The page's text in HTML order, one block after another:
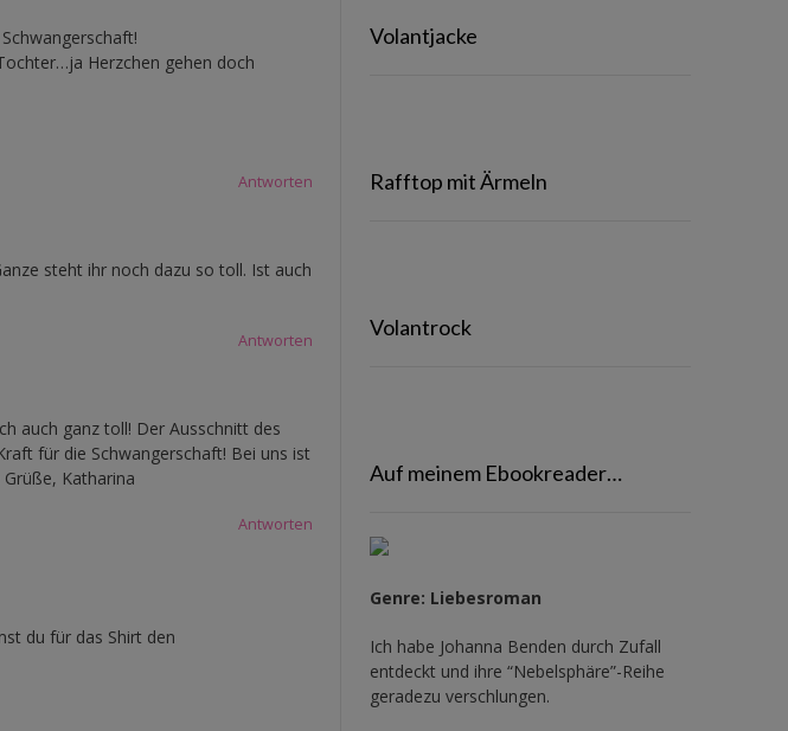
Herzchen gehen doch
Antworten
steht ihr noch dazu so toll. Ist auch
Antworten
auch ganz toll! Der Ausschnitt des
für die Schwangerschaft! Bei uns ist
Katharina
Antworten
du für das Shirt den
Volantjacke
Rafftop mit Ärmeln
Volantrock
Auf meinem Ebookreader…
Genre: Liebesroman
Ich habe Johanna Benden durch Zufall
entdeckt und ihre “Nebelsphäre”-Reihe
geradezu verschlungen.